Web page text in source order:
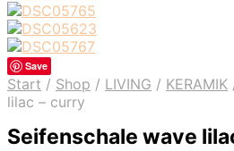
Save
Start / Shop / LIVING / KERAMIK
lilac – curry
Seifenschale wave